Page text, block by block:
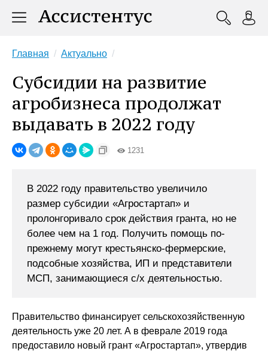
Главная Актуально
Субсидии на развитие
агробизнеса продолжат
выдавать в 2022 году
1231
В 2022 году правительство увеличило
размер субсидии «Агростартап» и
пролонгоривало срок действия гранта, но не
более чем на 1 год. Получить помощь по-
прежнему могут крестьянско-фермерские,
подсобные хозяйства, ИП и представители
МСП, занимающиеся с/х деятельностью.
Правительство финансирует сельскохозяйственную
деятельность уже 20 лет. А в феврале 2019 года
предоставило новый грант «Агростартап», утвердив